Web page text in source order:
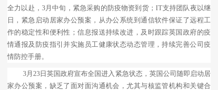
全力以赴， 3月中旬，紧急采购的防疫物资到货； IT支持团队夜以继
日，紧急启动居家办公预案，从办公系统到通信软件保证了远程工
作的稳定性和便利性；信息报送持续改进，及时跟踪英国政府的疫
情通报及防疫指引并实施员工健康状态动态管理，持续完善公司疫
情防控手册。
3 月 23日英国政府宣布全国进入紧急状态，英国公司随即启动居
家办公预案，缺乏了面对面沟通机会，尤其与核监管机构和关键合